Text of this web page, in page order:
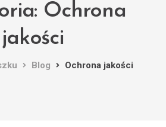
Ochrona
jakości
Blog Ochrona jakości